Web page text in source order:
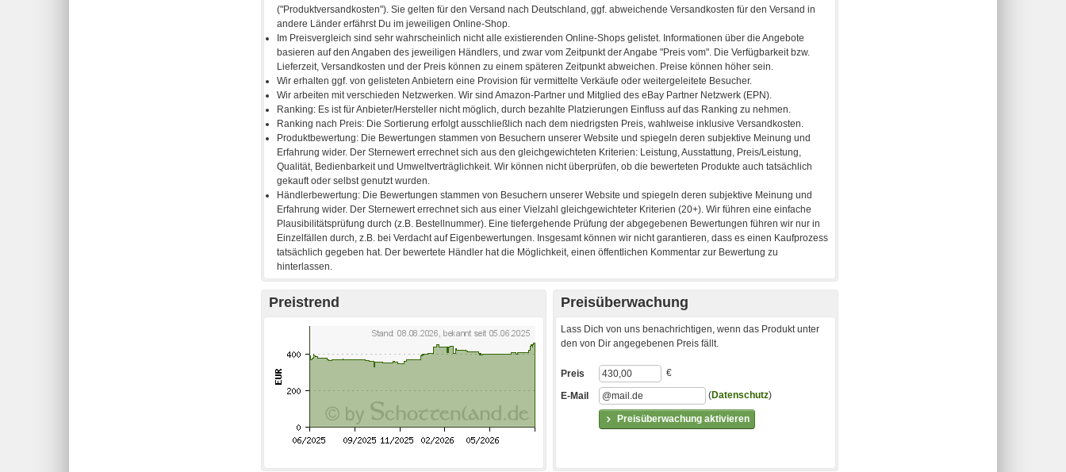
Preistrend Preisüberwachung
Lass Dich von uns benachrichtigen, wenn das Produkt unter
den von Dir angegebenen Preis fällt.
Preisüberwachung aktivieren
Preis €
E-Mail (Datenschutz)